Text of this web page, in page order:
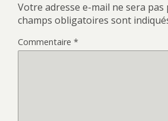
Votre adresse e-mail ne sera pas
champs obligatoires sont
Commentaire *